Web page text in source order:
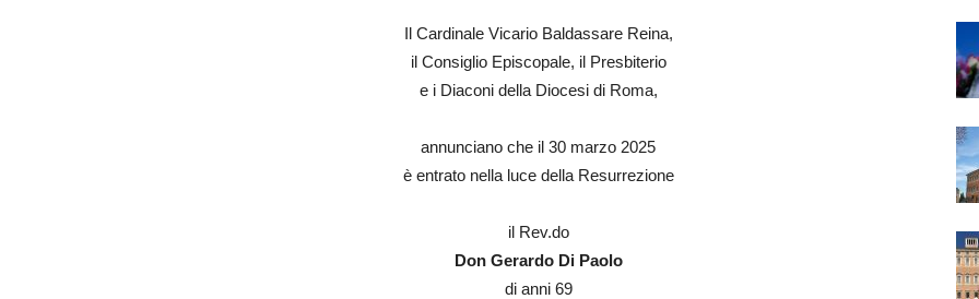
Il Cardinale Vicario Baldassare Reina,
il Consiglio Episcopale, il Presbiterio
e i Diaconi della Diocesi di Roma,
annunciano che il 30 marzo 2025
è entrato nella luce della Resurrezione
il Rev.do
Don Gerardo Di Paolo
di anni 69